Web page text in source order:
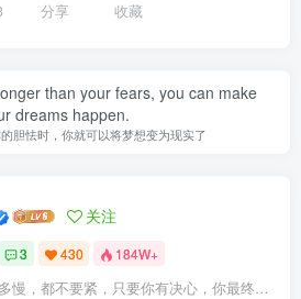
分享 收藏
than your fears, you can make
dreams happen.
胆怯时，你就可以将梦想变为现实了
关注
3 430 184W+
不管你有多慢，都不要紧，只要你有决心，你最终都会到达想去的地方